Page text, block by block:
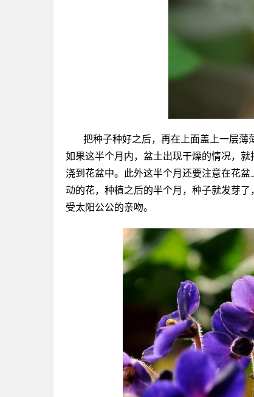
把种子种好之后，再在上面盖上一层薄
如果这半个月内，盆土出现干燥的情况，
浇到花盆中。此外这半个月还要注意在花
动的花，种植之后的半个月，种子就发芽
受太阳公公的亲吻。